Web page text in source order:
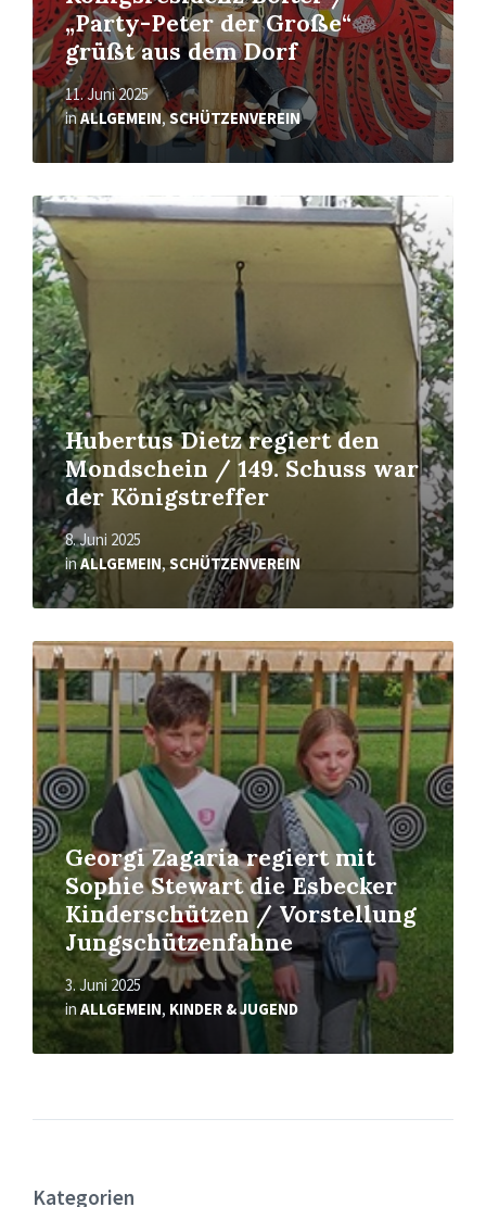
„Party-Peter der Große“
grüßt aus dem Dorf
11. Juni 2025
inALLGEMEIN,SCHÜTZENVEREIN
Hubertus Dietz regiert den
Mondschein / 149. Schuss war
der Königstreffer
8. Juni 2025
inALLGEMEIN,SCHÜTZENVEREIN
Mehr
erfahren
Georgi Zagaria regiert mit
Sophie Stewart die Esbecker
Kinderschützen / Vorstellung
Jungschützenfahne
3. Juni 2025
inALLGEMEIN, KINDER & JUGEND
Mehr
erfahren
Kategorien